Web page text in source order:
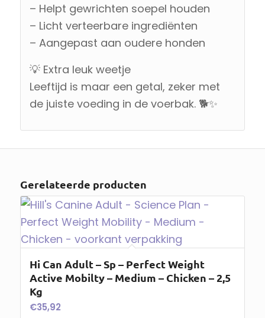
– Helpt gewrichten soepel houden
– Licht verteerbare ingrediënten
– Aangepast aan oudere honden
💡 Extra leuk weetje
Leeftijd is maar een getal, zeker met
de juiste voeding in de voerbak. 🐕✨
Gerelateerde producten
Hi Can Adult – Sp – Perfect Weight
Active Mobilty – Medium – Chicken – 2,5
Kg
€35,92